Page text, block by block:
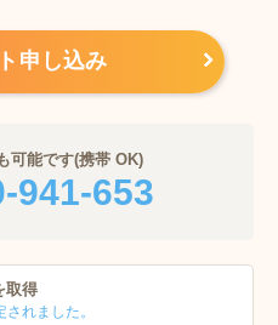
申し込み
可能です(携帯 OK)
941-653
取得
されました。